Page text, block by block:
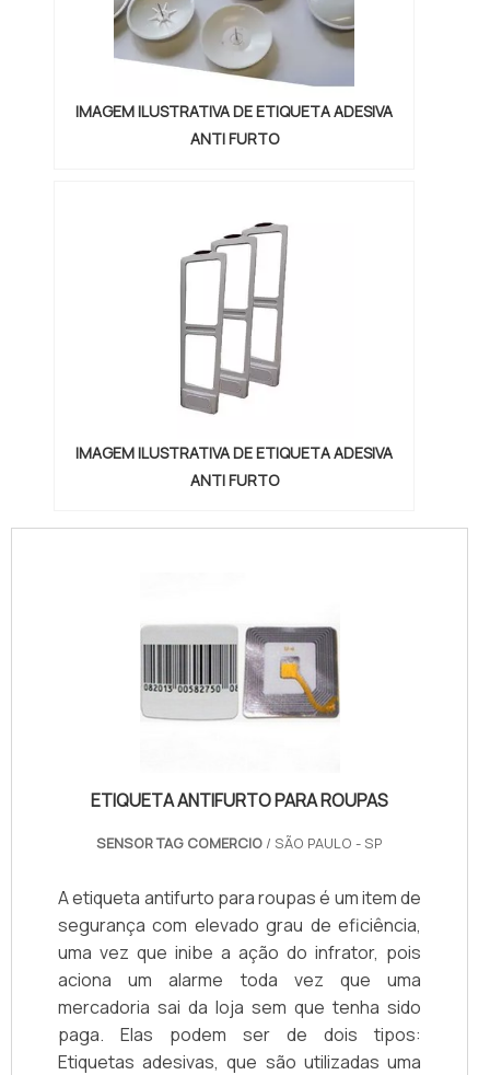
IMAGEM ILUSTRATIVA DE ETIQUETA ADESIVA
ANTI FURTO
IMAGEM ILUSTRATIVA DE ETIQUETA ADESIVA
ANTI FURTO
ETIQUETA ANTIFURTO PARA ROUPAS
SENSOR TAG COMERCIO / SÃO PAULO - SP
A etiqueta antifurto para roupas é um item de
segurança com elevado grau de eficiência,
uma vez que inibe a ação do infrator, pois
aciona um alarme toda vez que uma
mercadoria sai da loja sem que tenha sido
paga. Elas podem ser de dois tipos:
Etiquetas adesivas, que são utilizadas uma